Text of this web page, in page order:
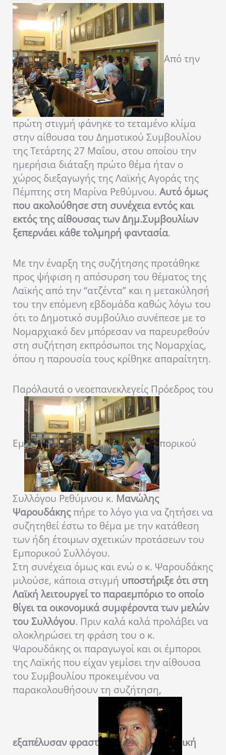
Από την
πρώτη στιγμή φάνηκε το τεταμένο κλίμα
στην αίθουσα του Δημοτικού Συμβουλίου
της Τετάρτης 27 Μαΐου, στου οποίου την
ημερήσια διάταξη πρώτο θέμα ήταν ο
χώρος διεξαγωγής της Λαϊκής Αγοράς της
Πέμπτης στη Μαρίνα Ρεθύμνου. Αυτό όμως
που ακολούθησε στη συνέχεια εντός και
εκτός της αίθουσας των Δημ.Συμβουλίων
ξεπερνάει κάθε τολμηρή φαντασία.
Με την έναρξη της συζήτησης προτάθηκε
προς ψήφιση η απόσυρση του θέματος της
Λαϊκής από την “ατζέντα” και η μετακύλησή
του την επόμενη εβδομάδα καθώς λόγω του
ότι το Δημοτικό συμβούλιο συνέπεσε με το
Νομαρχιακό δεν μπόρεσαν να παρευρεθούν
στη συζήτηση εκπρόσωποι της Νομαρχίας,
όπου η παρουσία τους κρίθηκε απαραίτητη.
Παρόλαυτά ο νεοεπανεκλεγείς Πρόεδρος του
Εμ πορικού
Συλλόγου Ρεθύμνου κ. Μανώλης
Ψαρουδάκηςπήρε το λόγο για να ζητήσει να
συζητηθεί έστω το θέμα με την κατάθεση
των ήδη έτοιμων σχετικών προτάσεων του
Εμπορικού Συλλόγου.
Στη συνέχεια όμως και ενώ ο κ. Ψαρουδάκης
μιλούσε, κάποια στιγμή υποστήριξε ότι στη
Λαϊκή λειτουργεί το παραεμπόριο το οποίο
θίγει τα οικονομικά συμφέροντα των μελών
του Συλλόγου. Πριν καλά καλά προλάβει να
ολοκληρώσει τη φράση του ο κ.
Ψαρουδάκης οι παραγωγοί και οι έμποροι
της Λαϊκής που είχαν γεμίσει την αίθουσα
του Συμβουλίου προκειμένου να
παρακολουθήσουν τη συζήτηση,
εξαπέλυσαν φραστ ική